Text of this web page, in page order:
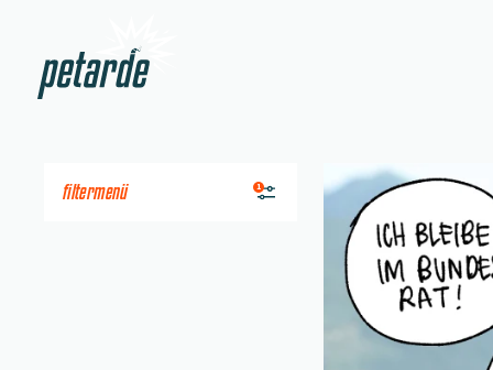
Zur Startseite
filtermenü 1 Beitrag "Möbel Pfister